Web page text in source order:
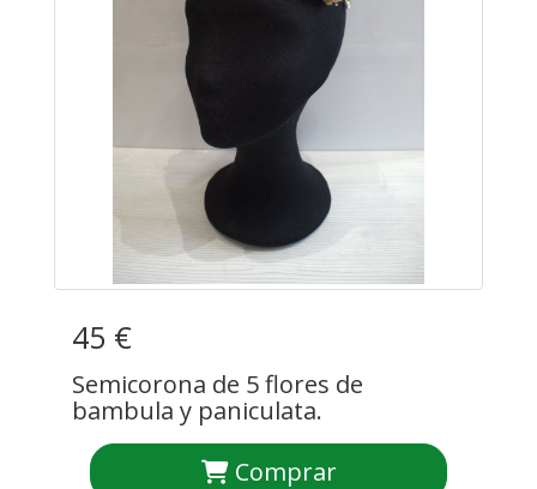
45 €
Semicorona de 5 flores de
bambula y paniculata.
Comprar